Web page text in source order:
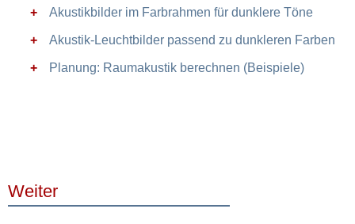
Akustikbilder im Farbrahmen für dunklere Töne
Akustik-Leuchtbilder passend zu dunkleren Farben
Planung: Raumakustik berechnen (Beispiele)
Weiter